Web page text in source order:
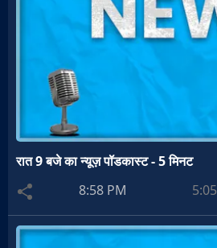
रात 9 बजे का न्यूज़ पॉडकास्ट - 5 मिनट
8:58 PM
5:05